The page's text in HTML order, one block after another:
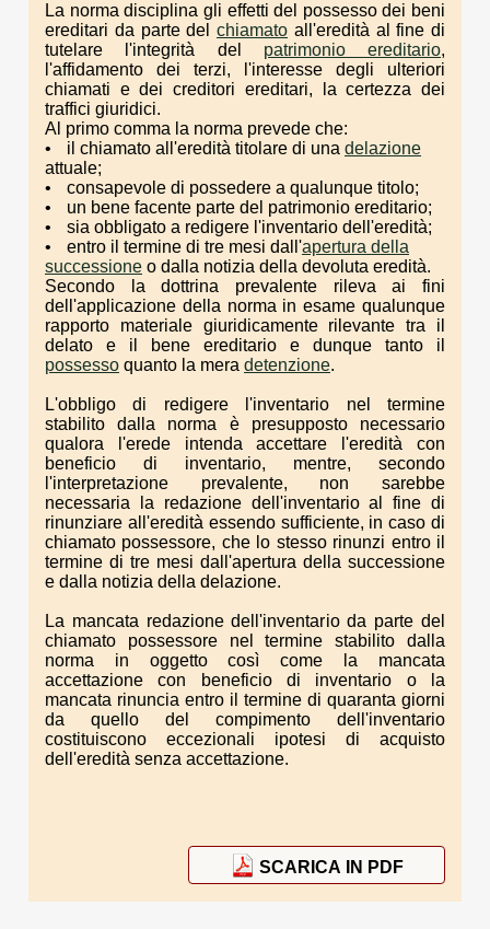
La norma disciplina gli effetti del possesso dei beni
ereditari da parte del chiamato all'eredità al fine di
tutelare l'integrità del patrimonio ereditario,
l'affidamento dei terzi, l'interesse degli ulteriori
chiamati e dei creditori ereditari, la certezza dei
traffici giuridici.
Al primo comma la norma prevede che:
il chiamato all'eredità titolare di una delazione
attuale;
consapevole di possedere a qualunque titolo;
un bene facente parte del patrimonio ereditario;
sia obbligato a redigere l'inventario dell'eredità;
entro il termine di tre mesi dall'apertura della
successione o dalla notizia della devoluta eredità.
Secondo la dottrina prevalente rileva ai fini
dell'applicazione della norma in esame qualunque
rapporto materiale giuridicamente rilevante tra il
delato e il bene ereditario e dunque tanto il
possesso quanto la mera detenzione.
L'obbligo di redigere l'inventario nel termine
stabilito dalla norma è presupposto necessario
qualora l'erede intenda accettare l'eredità con
beneficio di inventario, mentre, secondo
l'interpretazione prevalente, non sarebbe
necessaria la redazione dell'inventario al fine di
rinunziare all'eredità essendo sufficiente, in caso di
chiamato possessore, che lo stesso rinunzi entro il
termine di tre mesi dall'apertura della successione
e dalla notizia della delazione.
La mancata redazione dell'inventario da parte del
chiamato possessore nel termine stabilito dalla
norma in oggetto così come la mancata
accettazione con beneficio di inventario o la
mancata rinuncia entro il termine di quaranta giorni
da quello del compimento dell'inventario
costituiscono eccezionali ipotesi di acquisto
dell'eredità senza accettazione.
SCARICA IN PDF